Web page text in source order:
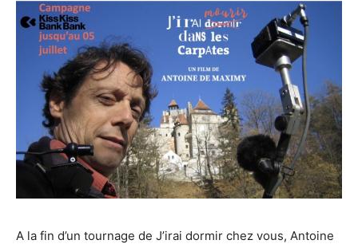
A la fin d’un tournage de J’irai dormir chez vous, Antoine